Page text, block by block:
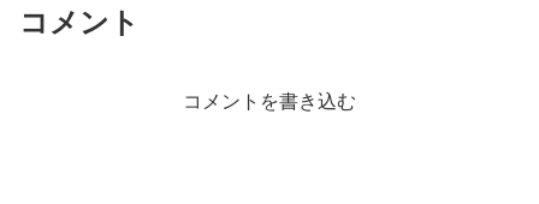
コメント
コメントを書き込む